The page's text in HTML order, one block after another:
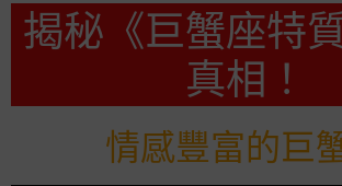
揭秘《巨蟹座特
真相！
情感豐富的巨